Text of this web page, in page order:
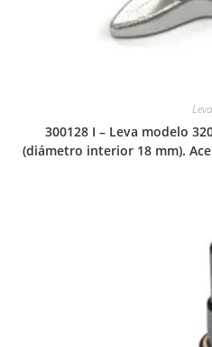
Leva
300128 I – Leva modelo
(diámetro interior 18 mm).